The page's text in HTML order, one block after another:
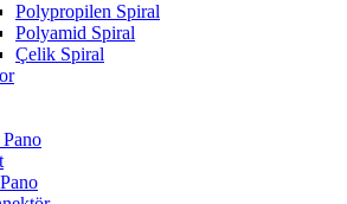
Polypropilen Spiral
Polyamid Spiral
Çelik Spiral